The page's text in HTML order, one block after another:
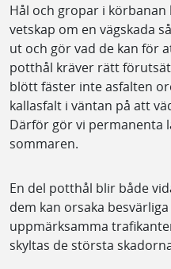
Hål och gropar i
vetskap om en vägskada
ut och gör vad de kan för
potthål kräver rätt
blött fäster inte asfalten
kallasfalt i väntan på att
Därför gör vi permanenta
sommaren.
En del potthål blir både
dem kan orsaka
uppmärksamma
skyltas de största